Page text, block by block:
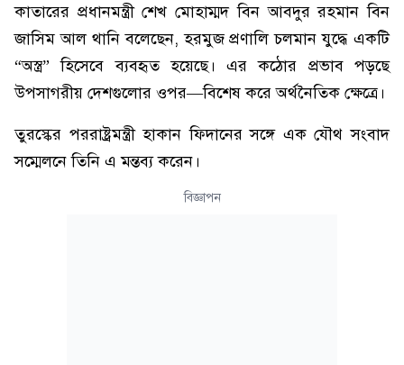
কাতারের প্রধানমন্ত্রী শেখ মোহাম্মদ বিন আবদুর রহমান বিন
জাসিম আল থানি বলেছেন, হরমুজ প্রণালি চলমান যুদ্ধে একটি
“অস্ত্র” হিসেবে ব্যবহৃত হয়েছে। এর কঠোর প্রভাব পড়ছে
উপসাগরীয় দেশগুলোর ওপর—বিশেষ করে অর্থনৈতিক ক্ষেত্রে।
তুরস্কের পররাষ্ট্রমন্ত্রী হাকান ফিদানের সঙ্গে এক যৌথ সংবাদ
সম্মেলনে তিনি এ মন্তব্য করেন।
বিজ্ঞাপন